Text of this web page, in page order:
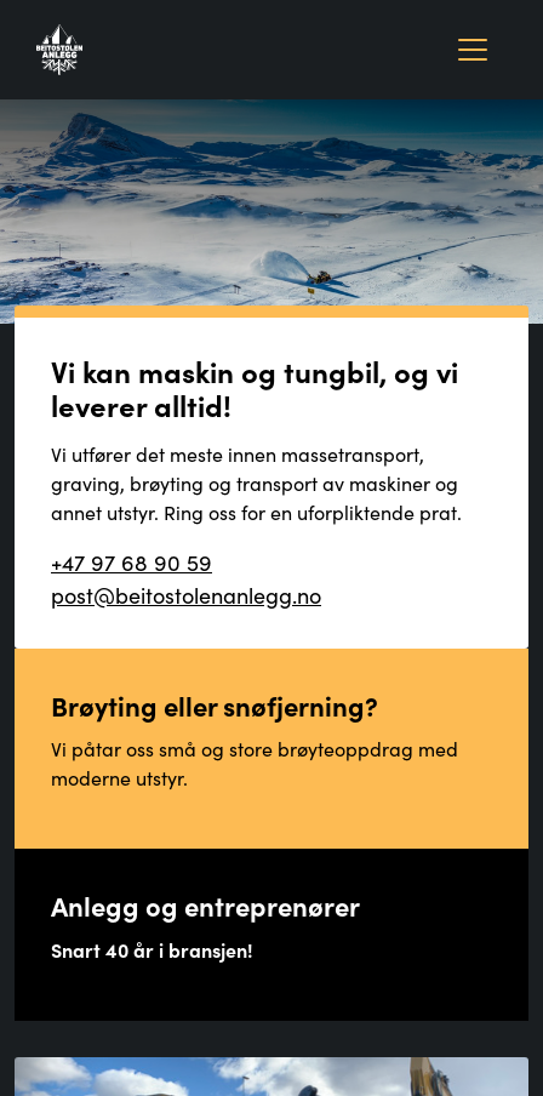
Vi kan maskin og tungbil, og vi
leverer alltid!
Vi utfører det meste innen massetransport,
graving, brøyting og transport av maskiner og
annet utstyr. Ring oss for en uforpliktende prat.
+47 97 68 90 59
post@beitostolenanlegg.no
Brøyting eller snøfjerning?
Vi påtar oss små og store brøyteoppdrag med
moderne utstyr.
Anlegg og entreprenører
Snart 40 år i bransjen!